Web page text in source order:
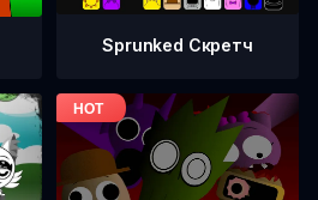
Sprunked Скретч